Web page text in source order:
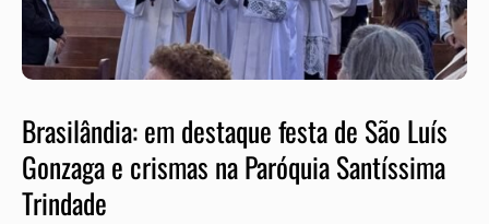
Brasilândia: em destaque festa de São Luís
Gonzaga e crismas na Paróquia Santíssima
Trindade